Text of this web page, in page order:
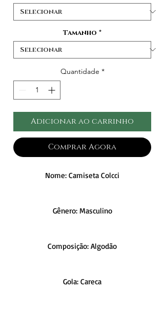
Tamanho *
Quantidade *
Adicionar ao carrinho
Comprar Agora
Nome: Camiseta Colcci
Gênero: Masculino
Composição: Algodão
Gola: Careca